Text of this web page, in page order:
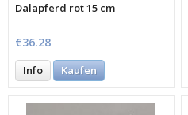
Dalapferd rot 15 cm
€36.28
Info Kaufen